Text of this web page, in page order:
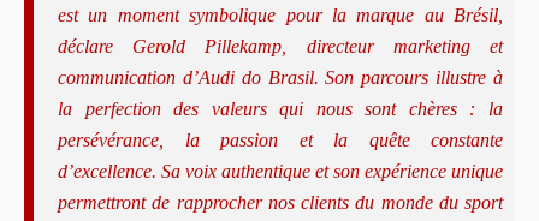
est un moment symbolique pour la marque au Brésil,
déclare Gerold Pillekamp, directeur marketing et
communication d’Audi do Brasil. Son parcours illustre à
la perfection des valeurs qui nous sont chères : la
persévérance, la passion et la quête constante
d’excellence. Sa voix authentique et son expérience unique
permettront de rapprocher nos clients du monde du sport